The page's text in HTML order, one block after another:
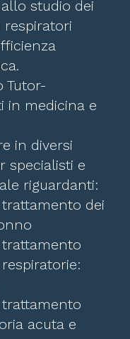
studio dei
respiratori
Tutor-
in medicina e
in diversi
specialisti e
riguardanti:
trattamento dei
trattamento
trattamento
acuta e